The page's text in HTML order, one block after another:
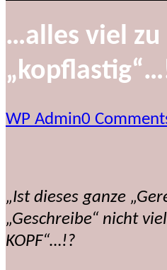
…alles viel zu
WP Admin0
„Ist dieses ganze
„Geschreibe“ nicht
KOPF“…!?